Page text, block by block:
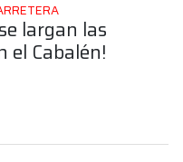
largan las
el Cabalén!